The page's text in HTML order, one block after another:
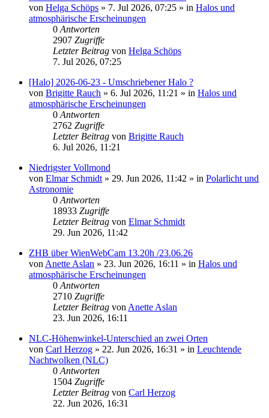
von Helga Schöps » 7. Jul 2026, 07:25 » in Halos und
atmosphärische Erscheinungen
0 Antworten
2907 Zugriffe
Letzter Beitrag von Helga Schöps
7. Jul 2026, 07:25
[Halo] 2026-06-23 - Umschriebener Halo ?
von Brigitte Rauch » 6. Jul 2026, 11:21 » in Halos und
atmosphärische Erscheinungen
0 Antworten
2762 Zugriffe
Letzter Beitrag von Brigitte Rauch
6. Jul 2026, 11:21
Niedrigster Vollmond
von Elmar Schmidt » 29. Jun 2026, 11:42 » in Polarlicht und
Astronomie
0 Antworten
18933 Zugriffe
Letzter Beitrag von Elmar Schmidt
29. Jun 2026, 11:42
ZHB über WienWebCam 13.20h /23.06.26
von Anette Aslan » 23. Jun 2026, 16:11 » in Halos und
atmosphärische Erscheinungen
0 Antworten
2710 Zugriffe
Letzter Beitrag von Anette Aslan
23. Jun 2026, 16:11
NLC-Höhenwinkel-Unterschied an zwei Orten
von Carl Herzog » 22. Jun 2026, 16:31 » in Leuchtende
Nachtwolken (NLC)
0 Antworten
1504 Zugriffe
Letzter Beitrag von Carl Herzog
22. Jun 2026, 16:31